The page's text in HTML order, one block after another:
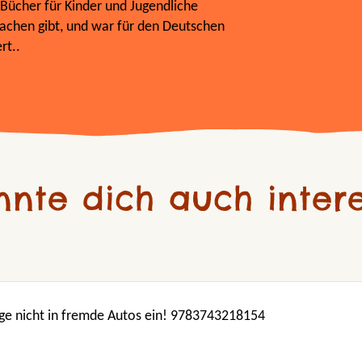
für Kinder und Jugendliche
gibt, und war für den Deutschen
dich auch